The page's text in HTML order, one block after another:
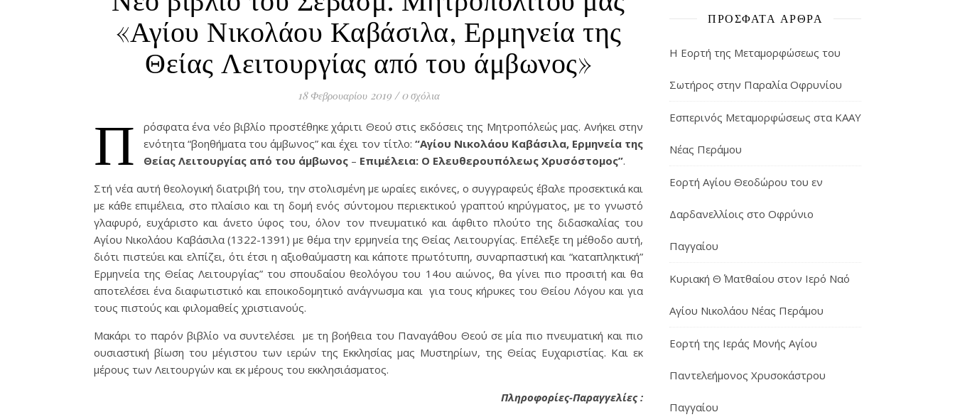
«Αγίου Νικολάου Καβάσιλα, Ερμηνεία της
Θείας Λειτουργίας από του άμβωνος»
18 Φεβρουαρίου 2019 / 0 σχόλια
Π
ρόσφατα ένα νέο βιβλίο προστέθηκε χάριτι Θεού στις εκδόσεις της Μητροπόλεώς μας. Ανήκει στην
ενότητα “βοηθήματα του άμβωνος” και έχει τον τίτλο: “Αγίου Νικολάου Καβάσιλα, Ερμηνεία της
Θείας Λειτουργίας από του άμβωνος – Επιμέλεια: Ο Ελευθερουπόλεως Χρυσόστομος”.
Στή νέα αυτή θεολογική διατριβή του, την στολισμένη με ωραίες εικόνες, ο συγγραφεύς έβαλε προσεκτικά και
με κάθε επιμέλεια, στο πλαίσιο και τη δομή ενός σύντομου περιεκτικού γραπτού κηρύγματος, με το γνωστό
γλαφυρό, ευχάριστο και άνετο ύφος του, όλον τον πνευματικό και άφθιτο πλούτο της διδασκαλίας του
Αγίου Νικολάου Καβάσιλα (1322-1391) με θέμα την ερμηνεία της Θείας Λειτουργίας. Επέλεξε τη μέθοδο αυτή,
διότι πιστεύει και ελπίζει, ότι έτσι η αξιοθαύμαστη και κάποτε πρωτότυπη, συναρπαστική και “καταπληκτική”
Ερμηνεία της Θείας Λειτουργίας” του σπουδαίου θεολόγου του 14ου αιώνος, θα γίνει πιο προσιτή και θα
αποτελέσει ένα διαφωτιστικό και εποικοδομητικό ανάγνωσμα και για τους κήρυκες του Θείου Λόγου και για
τους πιστούς και φιλομαθείς χριστιανούς.
Μακάρι το παρόν βιβλίο να συντελέσει με τη βοήθεια του Παναγάθου Θεού σε μία πιο πνευματική και πιο
ουσιαστική βίωση του μέγιστου των ιερών της Εκκλησίας μας Μυστηρίων, της Θείας Ευχαριστίας. Και εκ
μέρους των Λειτουργών και εκ μέρους του εκκλησιάσματος.
Πληροφορίες-Παραγγελίες :
ΠΡΌΣΦΑΤΑ ΆΡΘΡΑ
Η Εορτή της Μεταμορφώσεως του
Σωτήρος στην Παραλία Οφρυνίου
Εσπερινός Μεταμορφώσεως στα ΚΑΑΥ
Νέας Περάμου
Εορτή Αγίου Θεοδώρου του εν
Δαρδανελλίοις στο Οφρύνιο
Παγγαίου
Κυριακή Θ΄ Ματθαίου στον Ιερό Ναό
Αγίου Νικολάου Νέας Περάμου
Εορτή της Ιεράς Μονής Αγίου
Παντελεήμονος Χρυσοκάστρου
Παγγαίου